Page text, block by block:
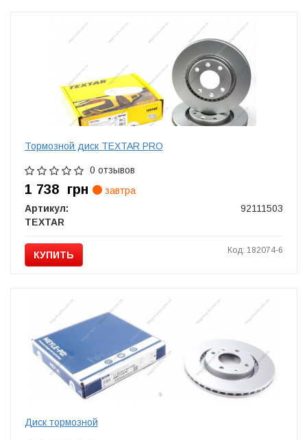
Тормозной диск TEXTAR PRO
0 отзывов
1 738 грн
завтра
Артикул:
92111503
TEXTAR
КУПИТЬ Код: 182074-6
Диск тормозной